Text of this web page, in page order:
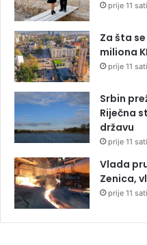
prije 11 sati
Za šta
miliona
prije 11 sati
Srbin
Riječna
državu
prije 11 sati
Vlada
Zenica,
prije 11 sati